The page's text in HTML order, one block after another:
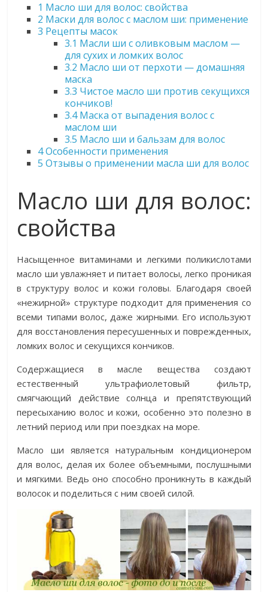
1 Масло ши для волос: свойства
2 Маски для волос с маслом ши: применение
3 Рецепты масок
3.1 Масли ши с оливковым маслом —
для сухих и ломких волос
3.2 Масло ши от перхоти — домашняя
маска
3.3 Чистое масло ши против секущихся
кончиков!
3.4Маска от выпадения волос с
маслом ши
3.5 Масло ши и бальзам для волос
4Особенности применения
5 Отзывы о применении масла ши для волос
Масло ши для волос:
свойства
Насыщенное витаминами и легкими поликислотами
масло ши увлажняет и питает волосы, легко проникая
в структуру волос и кожи головы. Благодаря своей
«нежирной» структуре подходит для применения со
всеми типами волос, даже жирными. Его используют
для восстановления пересушенных и поврежденных,
ломких волос и секущихся кончиков.
Содержащиеся в масле вещества создают
естественный ультрафиолетовый фильтр,
смягчающий действие солнца и препятствующий
пересыханию волос и кожи, особенно это полезно в
летний период или при поездках на море.
Масло ши является натуральным кондиционером
для волос, делая их более объемными, послушными
и мягкими. Ведь оно способно проникнуть в каждый
волосок и поделиться с ним своей силой.